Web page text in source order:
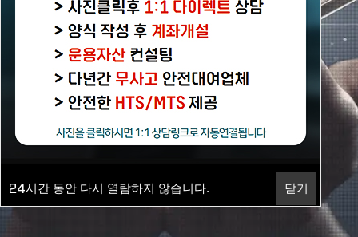
24시간 동안 다시 열람하지 않습니다. 닫기
100% 안전한거래, 최저수수료
상담하기